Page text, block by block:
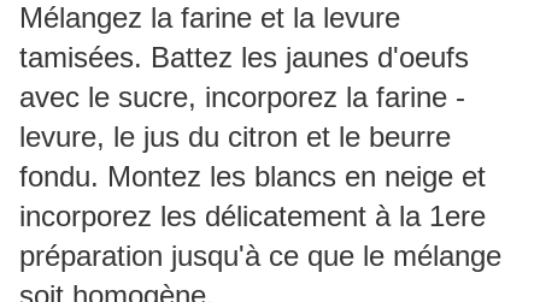
Mélangez la farine et la levure
tamisées. Battez les jaunes d'oeufs
avec le sucre, incorporez la farine -
levure, le jus du citron et le beurre
fondu. Montez les blancs en neige et
incorporez les délicatement à la 1ere
préparation jusqu'à ce que le mélange